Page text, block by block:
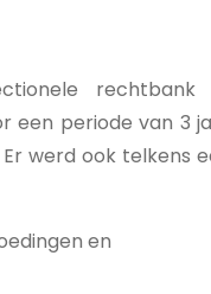
rechtbank
een periode van 3
werd ook telkens
en